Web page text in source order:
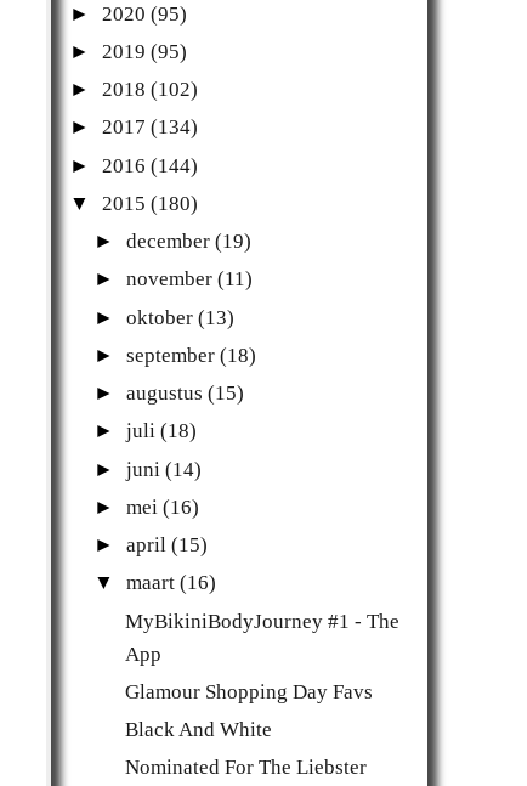
► 2020 (95)
► 2019 (95)
► 2018 (102)
► 2017 (134)
► 2016 (144)
▼
2015 (180)
►december (19)
►november (11)
►oktober (13)
►september (18)
►augustus (15)
►juli (18)
►juni (14)
►mei (16)
►april (15)
▼
maart (16)
MyBikiniBodyJourney #1 - The
App
Glamour Shopping Day Favs
Black And White
Nominated For The Liebster